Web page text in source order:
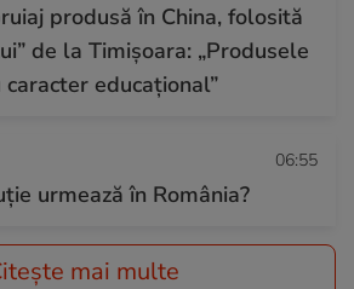
produsă în China, folosită
de la Timișoara: „Produsele
educațional”
06:55
urmează în România?
mai multe